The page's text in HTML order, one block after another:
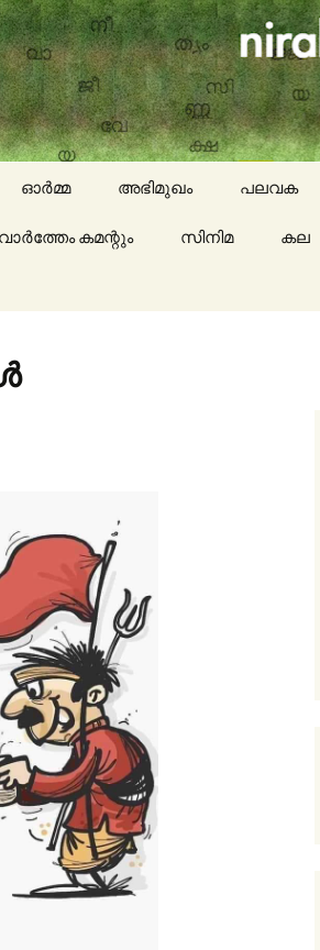
memories & lot more…
ഓർമ്മ അഭിമുഖം പലവക
കായികം
വാർത്തേം കമന്റും സിനിമ കല